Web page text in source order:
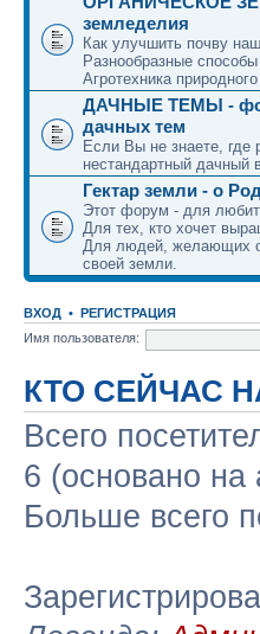
земледелия
Как улучшить почву
Разнообразные способы
Агротехника
ДАЧНЫЕ ТЕМЫ -
дачных тем
Если Вы не знаете, где
нестандартный дачный
Гектар земли - о
Этот форум - для
Для тех, кто хочет
Для людей, желающих
своей земли.
ВХОД • РЕГИСТРАЦИЯ
Имя пользователя:
КТО СЕЙЧАС
Всего
6 (основано на
Больше всего